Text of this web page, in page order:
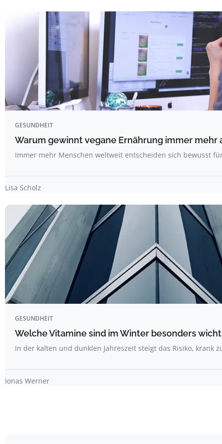
GESUNDHEIT
Warum gewinnt vegane Ernährung immer mehr
Immer mehr Menschen weltweit entscheiden sich bewusst
Lisa Scholz
GESUNDHEIT
Welche Vitamine sind im Winter besonders
In der kalten und dunklen Jahreszeit steigt das Risiko, krank
Jonas Werner